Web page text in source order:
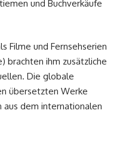
und Buchverkäufe
Filme und Fernsehserien
brachten ihm zusätzliche
Die globale
übersetzten Werke
aus dem internationalen